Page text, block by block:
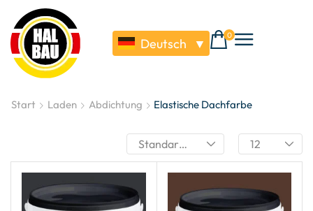
Deutsch ▼
0
Start Laden Abdichtung Elastische Dachfarbe